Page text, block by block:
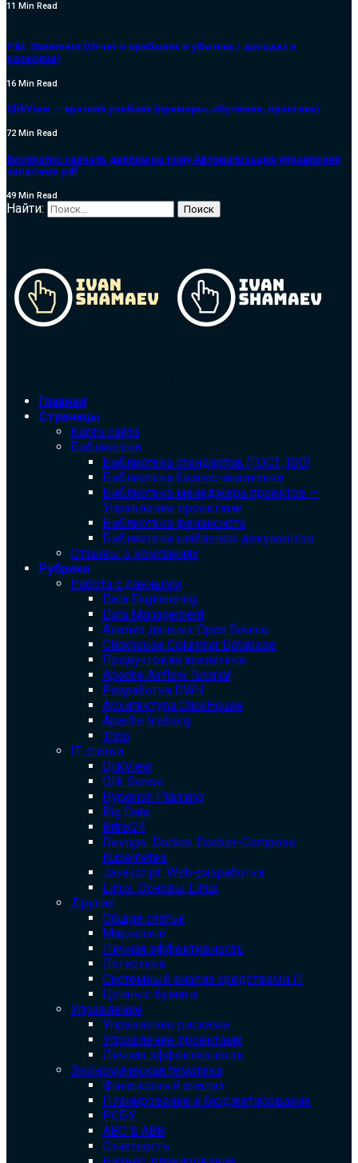
11 Min Read
P&L Statement (Отчет о прибылях и убытках / доходах и
расходах)
16 Min Read
QlikView — краткий учебник (примеры, обучение, практика)
72 Min Read
Бесплатно скачать диплом на тему Автоматизация управления
запасами pdf
49 Min Read
Найти:
Главная
Страницы
Карта сайта
Библиотека
Библиотека cтандартов (ГОСТ, ISO)
Библиотека бизнес-аналитика
Библиотека менеджера проектов —
Управление проектами
Библиотека финансиста
Библиотека шаблонов документов
Отзывы о компаниях
Рубрики
Работа с данными
Data Engineering
Data Management
Анализ данных Open Source
Clickhouse Columnar Database
Продуктовая аналитика
Apache Airflow Tutorial
Разработка DWH
Архитектура ClickHouse
Apache Iceberg
Trino
IT статьи
QlikView
Qlik Sense
Hyperion Planning
Big Data
Bitrix24
Devops. Docker. Docker-Compose.
Kubernetes
Javascript. Web-разработка
Linux. Основы Linux
Другие
Общие статьи
Маркетинг
Личная эффективность
Логистика
Системный анализ средствами IT
Ценные бумаги
Управление
Управление рисками
Управление проектами
Личная эффективность
Экономическая тематика
Финансовый анализ
Планирование и бюджетирование
РСБУ
ABC & ABB
Отчетность